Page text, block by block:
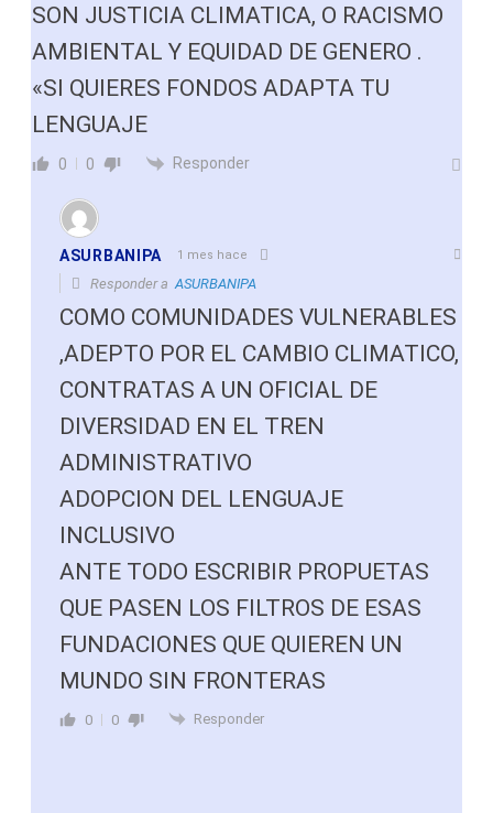
SON JUSTICIA CLIMATICA, O RACISMO
AMBIENTAL Y EQUIDAD DE GENERO .
«SI QUIERES FONDOS ADAPTA TU
LENGUAJE
0 0 Responder
ASURBANIPA 1 mes hace
Responder a ASURBANIPA
COMO COMUNIDADES VULNERABLES
,ADEPTO POR EL CAMBIO CLIMATICO,
CONTRATAS A UN OFICIAL DE
DIVERSIDAD EN EL TREN
ADMINISTRATIVO
ADOPCION DEL LENGUAJE
INCLUSIVO
ANTE TODO ESCRIBIR PROPUETAS
QUE PASEN LOS FILTROS DE ESAS
FUNDACIONES QUE QUIEREN UN
MUNDO SIN FRONTERAS
0 0 Responder